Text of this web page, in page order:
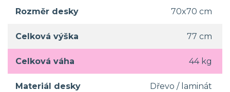
Rozměr desky 70x70 cm
Celková výška 77 cm
Celková váha 44 kg
Materiál desky Dřevo / laminát